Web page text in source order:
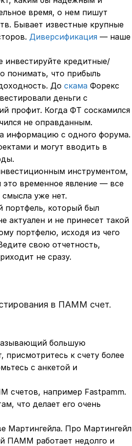
время, о нем пишут
Бывает известные крупные
Диверсификация — наше
кредитные/
понимать, что прибыль
До скама Форекс
деньги с
профит. Когда ФТ соскамился
не оправданным.
информацию с одного форума.
и могут вводить в
инструментом,
это временное явление — все
смысла уже нет.
портфель, который был
актуален и не принесет такой
портфелю, исходя из чего
свою отчетность,
не сразу.
в ПАММ счет.
большую
присмотритесь к счету более
с анкетой и
счетов, например Fastpamm.
что делает его очень
Мартингейла. Про Мартингейл
ПАММ работает недолго и